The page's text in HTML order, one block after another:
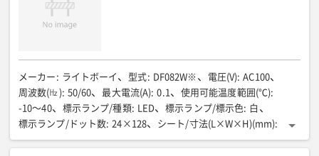
メーカー : ライトボーイ 型式: DF082W※ 電圧(V): AC100
周波数(㎐): 50/60 最大電流(A): 0.1 使用可能温度範囲(℃):
-10〜40
標示ランプ/種類: LED 標示ランプ/標示色: 白
標示ランプ/ドット数: 24×128 シート/寸法(L×W×H)(mm):
230×835×25
シート/コントロールユニット(mm):